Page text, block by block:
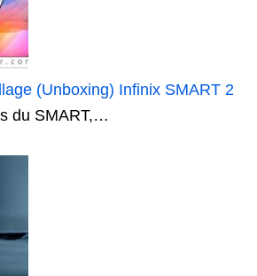
(Unboxing) Infinix SMART 2
du SMART,…